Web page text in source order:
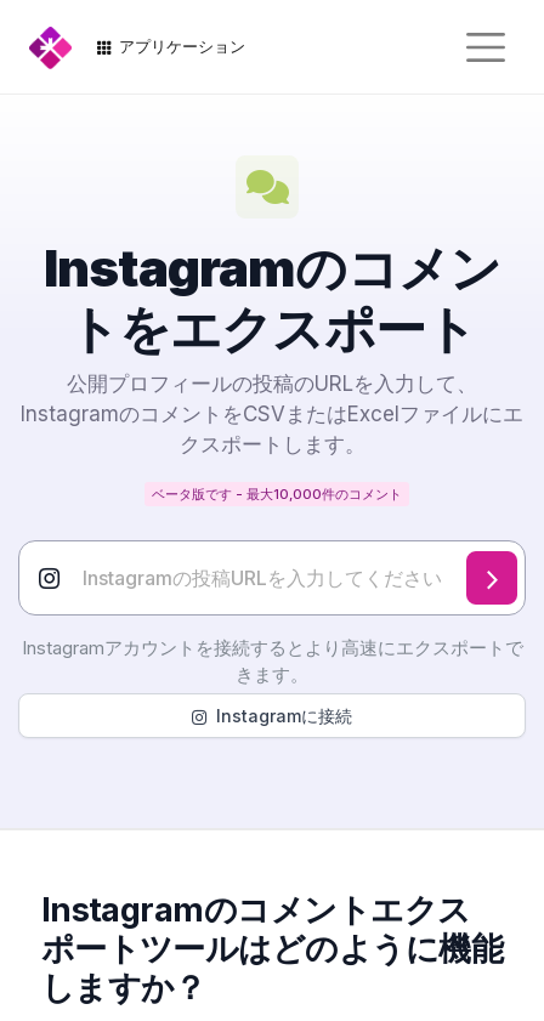
アプリケーション
Instagramのコメン
トをエクスポート
公開プロフィールの投稿のURLを入力して、
InstagramのコメントをCSVまたはExcelファイルにエ
クスポートします。
ベータ版です - 最大10,000件のコメント
Instagramアカウントを接続するとより高速にエクスポートで
きます。
Instagramに接続
Instagramのコメントエクス
ポートツールはどのように機能
しますか？